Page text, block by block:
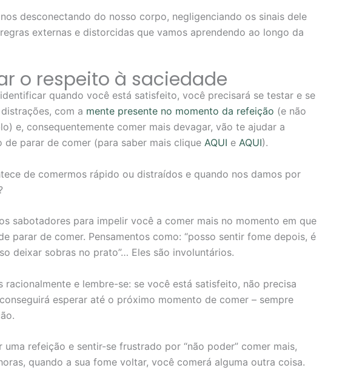
desconectando do nosso corpo, negligenciando os sinais dele
externas e distorcidas que vamos aprendendo ao longo da
o respeito à saciedade
quando você está satisfeito, você precisará se testar e se
com a mente presente no momento da refeição (e não
e, consequentemente comer mais devagar, vão te ajudar a
parar de comer (para saber mais clique AQUI e AQUI).
de comermos rápido ou distraídos e quando nos damos por
sabotadores para impelir você a comer mais no momento em que
parar de comer. Pensamentos como: “posso sentir fome depois, é
deixar sobras no prato”… Eles são involuntários.
racionalmente e lembre-se: se você está satisfeito, não precisa
esperar até o próximo momento de comer – sempre
refeição e sentir-se frustrado por “não poder” comer mais,
quando a sua fome voltar, você comerá alguma outra coisa.